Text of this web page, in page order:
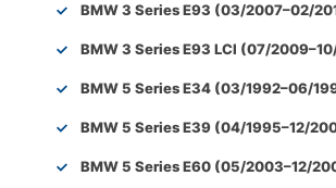
BMW 3 Series E93 (03/2007–02/
BMW 3 Series E93 LCI (07/
BMW 5 Series E34 (03/1992–06/
BMW 5 Series E39 (04/1995–12/
BMW 5 Series E60 (05/2003–12/